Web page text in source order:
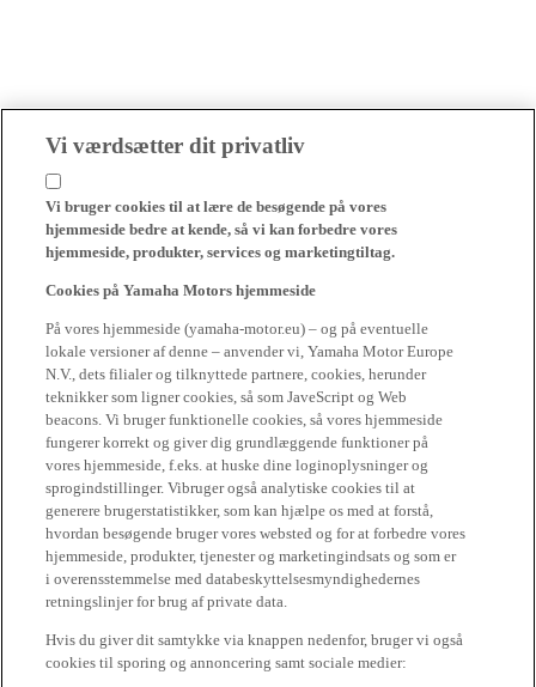
Vi værdsætter dit privatliv
Vi bruger cookies til at lære de besøgende på vores
hjemmeside bedre at kende, så vi kan forbedre vores
hjemmeside, produkter, services og marketingtiltag.
Cookies på Yamaha Motors hjemmeside
På vores hjemmeside (yamaha-motor.eu) – og på eventuelle
lokale versioner af denne – anvender vi, Yamaha Motor Europe
N.V., dets filialer og tilknyttede partnere, cookies, herunder
teknikker som ligner cookies, så som JaveScript og Web
beacons. Vi bruger funktionelle cookies, så vores hjemmeside
fungerer korrekt og giver dig grundlæggende funktioner på
vores hjemmeside, f.eks. at huske dine loginoplysninger og
sprogindstillinger. Vibruger også analytiske cookies til at
generere brugerstatistikker, som kan hjælpe os med at forstå,
hvordan besøgende bruger vores websted og for at forbedre vores
hjemmeside, produkter, tjenester og marketingindsats og som er
i overensstemmelse med databeskyttelsesmyndighedernes
retningslinjer for brug af private data.
Hvis du giver dit samtykke via knappen nedenfor, bruger vi også
cookies til sporing og annoncering samt sociale medier: